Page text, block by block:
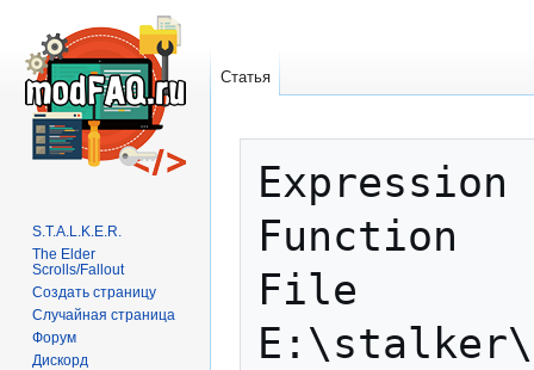
навигации
поиску
Function
File
Статья
S.T.A.L.K.E.R.
The Elder
Scrolls/Fallout
Создать страницу
Случайная страница
Форум
Дискорд